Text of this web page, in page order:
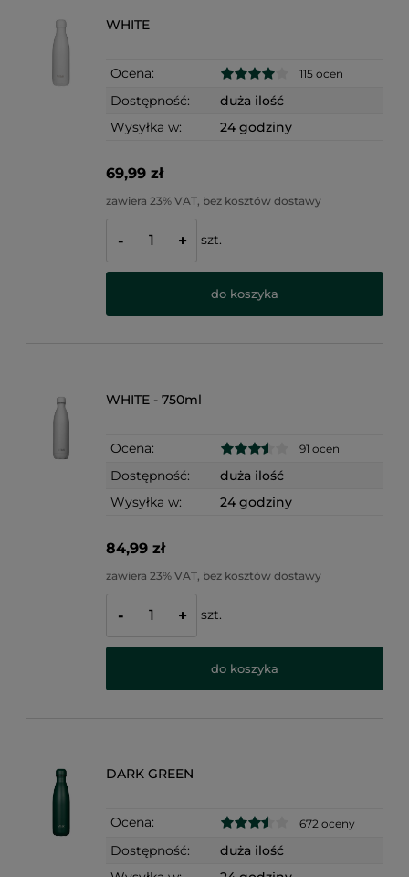
WHITE
Ocena: 115 ocen
Dostępność:
duża ilość
Wysyłka w:
24 godziny
69,99 zł
zawiera 23% VAT, bez kosztów dostawy
- + szt.
do koszyka
WHITE - 750ml
Ocena: 91 ocen
Dostępność:
duża ilość
Wysyłka w:
24 godziny
84,99 zł
zawiera 23% VAT, bez kosztów dostawy
- + szt.
do koszyka
DARK GREEN
Ocena: 672 oceny
Dostępność:
duża ilość